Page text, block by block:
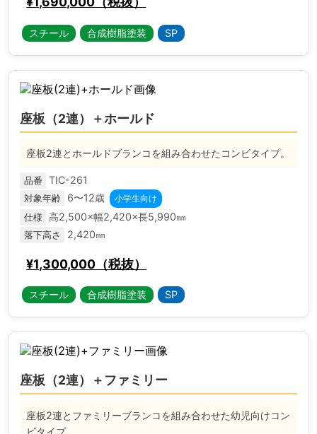
スチール 合成樹脂塗装 SP
座板（2連）＋ホールド
座板2連とホールドブランコを組み合わせたコンビタイプ。
品番 TIC-261
対象年齢 6〜12歳
小学生向け
仕様
高2,500×幅2,420×長5,990㎜
落下高さ 2,420㎜
¥1,300,000（税抜）
スチール 合成樹脂塗装 SP
座板（2連）＋ファミリー
座板2連とファミリーブランコを組み合わせた幼児向けコン
ビタイプ。